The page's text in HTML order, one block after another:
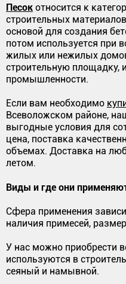
Песок относится к
строительных
основой для создания
потом используется при
жилых или нежилых
строительную площадку,
промышленности.
Если вам необходимо
Всеволожском районе,
выгодные условия для
цена, поставка
объемах. Доставка на
летом.
Виды и где они
Сфера применения
наличия примесей,
У нас можно приобрести
используются в
сеяный и намывной.